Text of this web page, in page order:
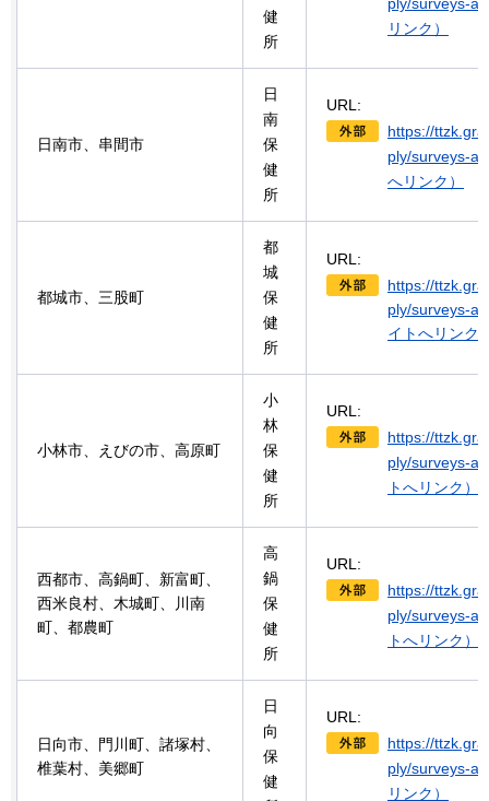
健
所
リンク）
日南市、串間市
日
南
保
健
所
URL:
https://
ply/surveys-
へリンク）
都城市、三股町
都
城
保
健
所
URL:
https://
ply/surveys-
イトへリンク
小林市、えびの市、高原町
小
林
保
健
所
URL:
https://
ply/surveys-
トへリンク）
西都市、高鍋町、新富町、
西米良村、木城町、川南
町、都農町
高
鍋
保
健
所
URL:
https://
ply/surveys-
トへリンク）
日向市、門川町、諸塚村、
椎葉村、美郷町
日
向
保
健
URL:
https://
ply/surveys-
リンク）